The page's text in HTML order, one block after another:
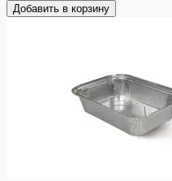
Добавить в корзину